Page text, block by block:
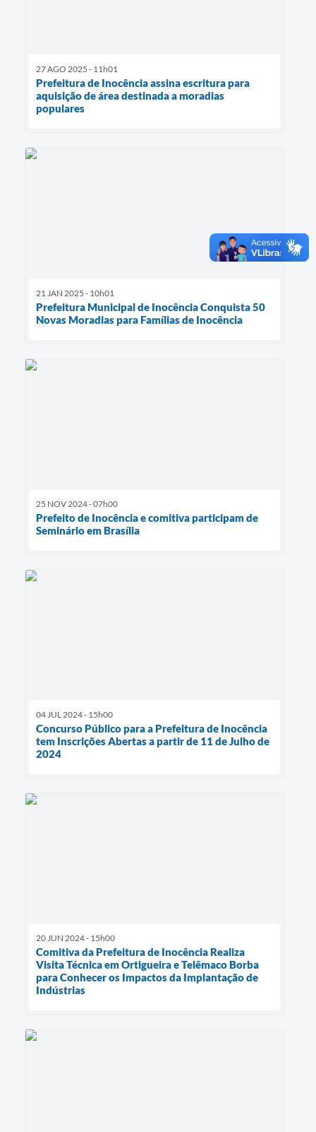
27 AGO 2025 - 11h01
Prefeitura de Inocência assina escritura para
aquisição de área destinada a moradias
populares
21 JAN 2025 - 10h01
Prefeitura Municipal de Inocência Conquista 50
Novas Moradias para Famílias de Inocência
25 NOV 2024 - 07h00
Prefeito de Inocência e comitiva participam de
Seminário em Brasília
04 JUL 2024 - 15h00
Concurso Público para a Prefeitura de Inocência
tem Inscrições Abertas a partir de 11 de Julho de
2024
20 JUN 2024 - 15h00
Comitiva da Prefeitura de Inocência Realiza
Visita Técnica em Ortigueira e Telêmaco Borba
para Conhecer os Impactos da Implantação de
Indústrias